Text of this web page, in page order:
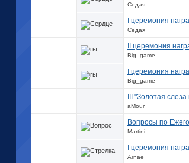
Седая
I церемония
Седая
II церемония
Big_game
I церемония
Big_game
III "Золотая
aMour
Вопросы по
Martini
I церемония
Arnae